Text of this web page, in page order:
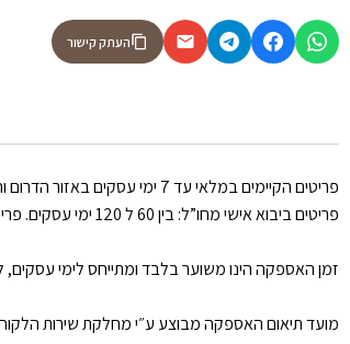
העתק קישור
פריטים הקיימים במלאי עד 7 ימי עסקים באזור הדרום והמרכז, עד 21 ימי עסקים באזור הצפון וירושלים.
פריטים ביבוא אישי מחו”ל: בין 60 ל 120 ימי עסקים. פריטים בייצור מיוחד מקומי: עד 30 ימי עסקים.
זמן האספקה הינו משוער בלבד ומתייחס לימי עסקים, לא כולל שישי-שבת וחגים, איחור של עד 30 ימי עסקים לא ייחשב כאיחור כמו כן
מועד תיאום האספקה מבוצע ע״י מחלקת שירות